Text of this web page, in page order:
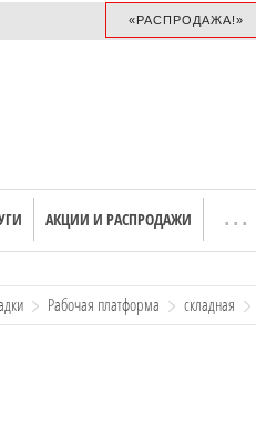
«РАСПРОДАЖА!»
АКЦИИ И РАСПРОДАЖИ
Рабочая платформа складная